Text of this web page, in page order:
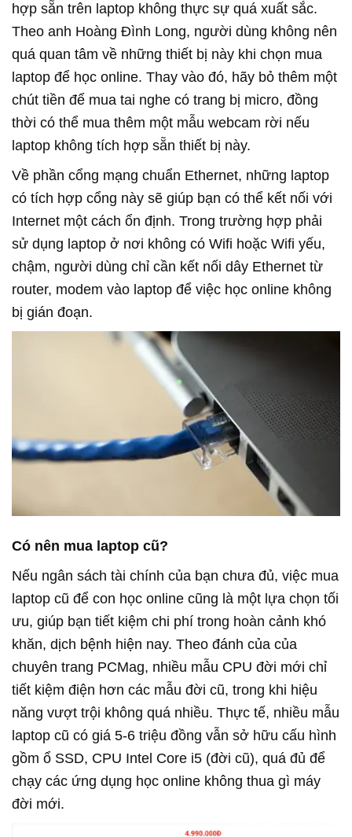
hợp sẵn trên laptop không thực sự quá xuất sắc.
Theo anh Hoàng Đình Long, người dùng không nên
quá quan tâm về những thiết bị này khi chọn mua
laptop để học online. Thay vào đó, hãy bỏ thêm một
chút tiền để mua tai nghe có trang bị micro, đồng
thời có thể mua thêm một mẫu webcam rời nếu
laptop không tích hợp sẵn thiết bị này.
Về phần cổng mạng chuẩn Ethernet, những laptop
có tích hợp cổng này sẽ giúp bạn có thể kết nối với
Internet một cách ổn định. Trong trường hợp phải
sử dụng laptop ở nơi không có Wifi hoặc Wifi yếu,
chậm, người dùng chỉ cần kết nối dây Ethernet từ
router, modem vào laptop để việc học online không
bị gián đoạn.
Có nên mua laptop cũ?
Nếu ngân sách tài chính của bạn chưa đủ, việc mua
laptop cũ để con học online cũng là một lựa chọn tối
ưu, giúp bạn tiết kiệm chi phí trong hoàn cảnh khó
khăn, dịch bệnh hiện nay. Theo đánh của của
chuyên trang PCMag, nhiều mẫu CPU đời mới chỉ
tiết kiệm điện hơn các mẫu đời cũ, trong khi hiệu
năng vượt trội không quá nhiều. Thực tế, nhiều mẫu
laptop cũ có giá 5-6 triệu đồng vẫn sở hữu cấu hình
gồm ổ SSD, CPU Intel Core i5 (đời cũ), quá đủ để
chạy các ứng dụng học online không thua gì máy
đời mới.